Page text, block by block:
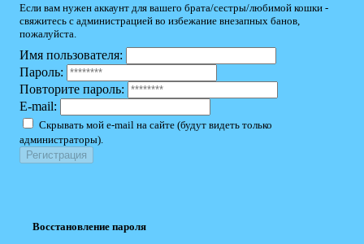
Если вам нужен аккаунт для вашего брата/сестры/любимой кошки -
свяжитесь с администрацией во избежание внезапных банов,
пожалуйста.
Имя пользователя:
Пароль:
Повторите пароль:
E-mail:
Скрывать мой e-mail на сайте (будут видеть только
администраторы).
Восстановление пароля